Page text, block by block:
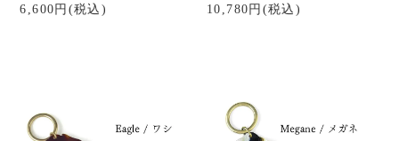
結婚祝い
6,600円(税込) 10,780円(税込)